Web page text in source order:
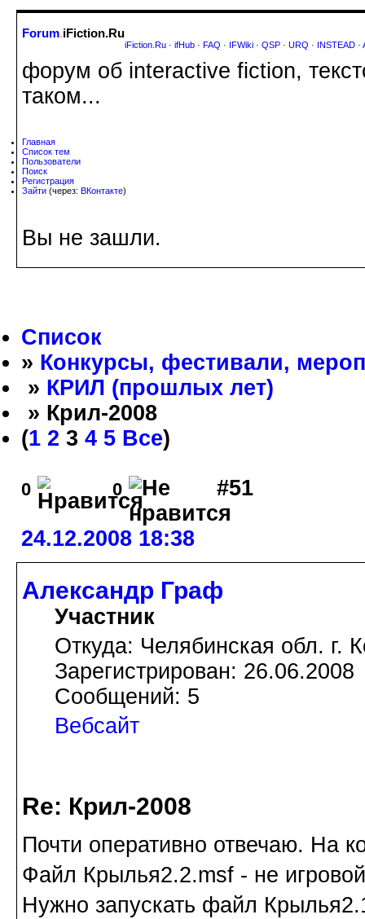
Forum.iFiction.Ru
iFiction.Ru · ifHub · FAQ · IFWiki · QSP · URQ · INSTEAD ·
форум об interactive fiction,
таком...
Главная
Список тем
Пользователи
Поиск
Регистрация
Зайти (через: ВКонтакте)
Вы не зашли.
Список
» Конкурсы, фестивали,
» КРИЛ (прошлых лет)
» Крил-2008
(1 2 3 4 5 Все)
0 0 #51
24.12.2008 18:38
Александр Граф
Участник
Откуда: Челябинская обл. г.
Зарегистрирован: 26.06.2008
Сообщений: 5
Вебсайт
Re: Крил-2008
Почти оперативно отвечаю. На
Файл Крылья2.2.msf - не
Нужно запускать файл